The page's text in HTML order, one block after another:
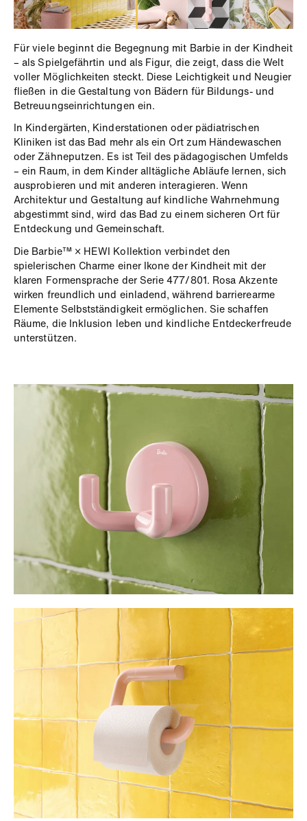
Für viele beginnt die Begegnung mit Barbie in der Kindheit
– als Spielgefährtin und als Figur, die zeigt, dass die Welt
voller Möglichkeiten steckt. Diese Leichtigkeit und Neugier
fließen in die Gestaltung von Bädern für Bildungs- und
Betreuungseinrichtungen ein.
In Kindergärten, Kinderstationen oder pädiatrischen
Kliniken ist das Bad mehr als ein Ort zum Händewaschen
oder Zähneputzen. Es ist Teil des pädagogischen Umfelds
– ein Raum, in dem Kinder alltägliche Abläufe lernen, sich
ausprobieren und mit anderen interagieren. Wenn
Architektur und Gestaltung auf kindliche Wahrnehmung
abgestimmt sind, wird das Bad zu einem sicheren Ort für
Entdeckung und Gemeinschaft.
Die Barbie™ × HEWI Kollektion verbindet den
spielerischen Charme einer Ikone der Kindheit mit der
klaren Formensprache der Serie 477/801. Rosa Akzente
wirken freundlich und einladend, während barrierearme
Elemente Selbstständigkeit ermöglichen. Sie schaffen
Räume, die Inklusion leben und kindliche Entdeckerfreude
unterstützen.